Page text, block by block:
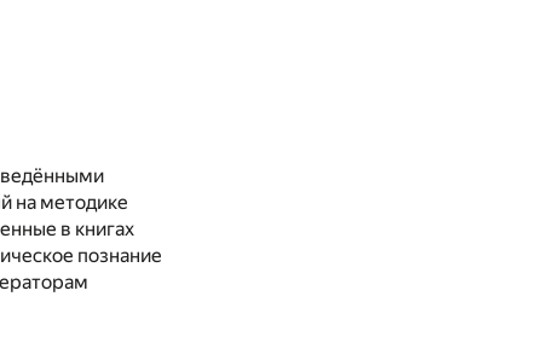
на методике
в книгах
познание